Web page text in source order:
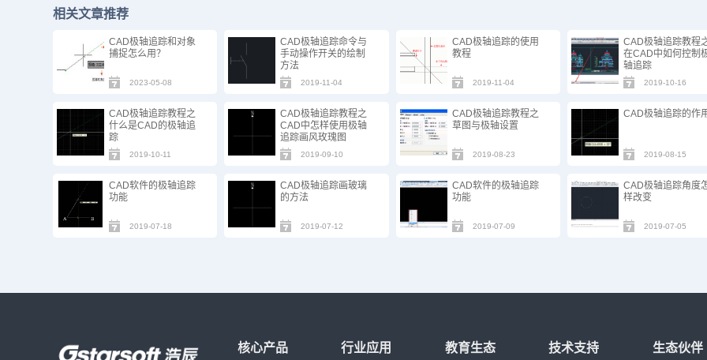
相关文章推荐
CAD极轴追踪和对象
捕捉怎么用？
2023-05-08
CAD极轴追踪命令与
手动操作开关的绘制
方法
2019-11-04
CAD极轴追踪的使用
教程
2019-11-04
CAD极轴追踪教程
在CAD中如何控制
轴追踪
2019-10-16
CAD极轴追踪教程之
什么是CAD的极轴追
踪
2019-10-11
CAD极轴追踪教程之
CAD中怎样使用极轴
追踪画风玫瑰图
2019-09-10
CAD极轴追踪教程之
草图与极轴设置
2019-08-23
CAD极轴追踪的作
2019-08-15
CAD软件的极轴追踪
功能
2019-07-18
CAD极轴追踪画玻璃
的方法
2019-07-12
CAD软件的极轴追踪
功能
2019-07-09
CAD极轴追踪角度
样改变
2019-07-05
核心产品 行业应用 教育生态 技术支持 生态伙伴